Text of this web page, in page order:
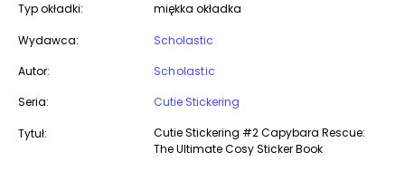
Typ okładki: miękka okładka
Wydawca:
Scholastic
Autor:
Scholastic
Seria:
Cutie Stickering
Tytuł:
Cutie Stickering #2 Capybara Rescue:
The Ultimate Cosy Sticker Book